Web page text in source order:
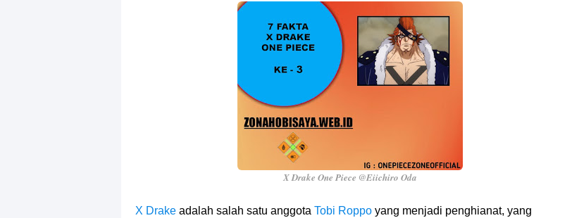
7 Klub Pertama Yang Menjuarai Liga Champions, Apa Klub Jagoan Kamu Termasuk
Arti Bendera Palau, Negara Kepulauan Yang Berada Di Kawasan Pasifik Barat
Cara Membuat Linktree Instagram, Sangat Mudah Untuk Kamu Lakukan Sendiri
7 Fakta Gaban One Piece, Orang Yang Telah Memberikan Kunci Borgol Milik Loki
Profil Slamet Rahardjo, Aktor Dengan Peran Penting Dalam Perfilman Indonesia
X Drake One Piece @Eiichiro Oda
X Drake adalah salah satu anggota Tobi Roppo yang menjadi penghianat, yang